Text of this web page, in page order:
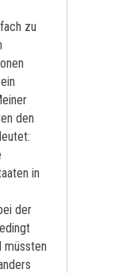
zu
den
in
der
müssten